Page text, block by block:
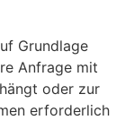
Grundlage
Anfrage mit
oder zur
erforderlich